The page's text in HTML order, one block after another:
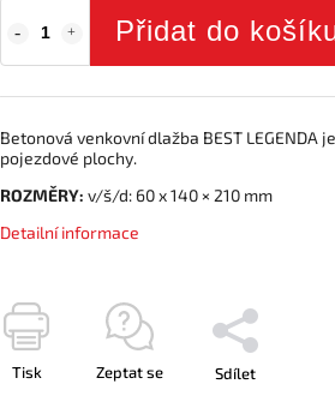
Přidat do
Betonová venkovní dlažba BEST LEGENDA
pojezdové plochy.
ROZMĚRY: v/š/d: 60 x 140 × 210 mm
Detailní informace
Tisk Zeptat se Sdílet